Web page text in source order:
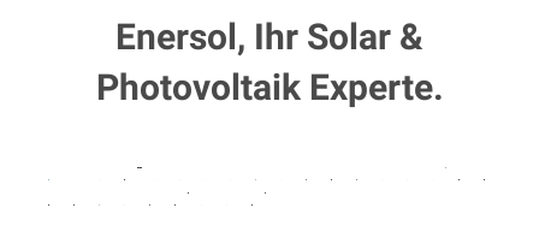
Enersol, Ihr Solar &
Photovoltaik Experte.